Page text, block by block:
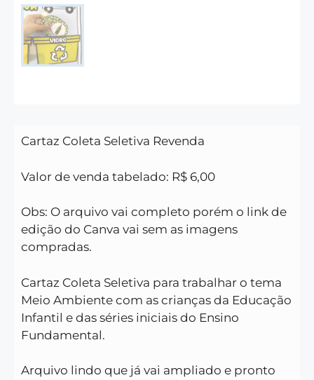
Cartaz Coleta Seletiva Revenda
Valor de venda tabelado: R$ 6,00
Obs: O arquivo vai completo porém o link de
edição do Canva vai sem as imagens
compradas.
Cartaz Coleta Seletiva para trabalhar o tema
Meio Ambiente com as crianças da Educação
Infantil e das séries iniciais do Ensino
Fundamental.
Arquivo lindo que já vai ampliado e pronto